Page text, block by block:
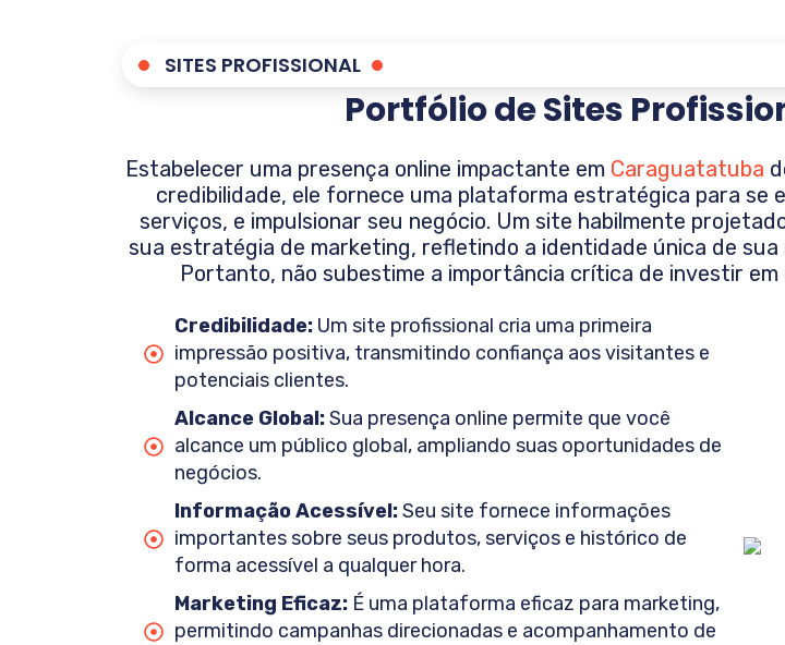
SITES PROFISSIONAL
Portfólio de Sites
Estabelecer uma presença online impactante em Caraguatatuba
credibilidade, ele fornece uma plataforma estratégica para se
serviços, e impulsionar seu negócio. Um site habilmente
sua estratégia de marketing, refletindo a identidade única de
Portanto, não subestime a importância crítica de investir
Credibilidade:Um site profissional cria uma primeira
impressão positiva, transmitindo confiança aos visitantes e
potenciais clientes.
Alcance Global:Sua presença online permite que você
alcance um público global, ampliando suas oportunidades de
negócios.
Informação Acessível:Seu site fornece informações
importantes sobre seus produtos, serviços e histórico de
forma acessível a qualquer hora.
Marketing Eficaz:É uma plataforma eficaz para marketing,
permitindo campanhas direcionadas e acompanhamento de